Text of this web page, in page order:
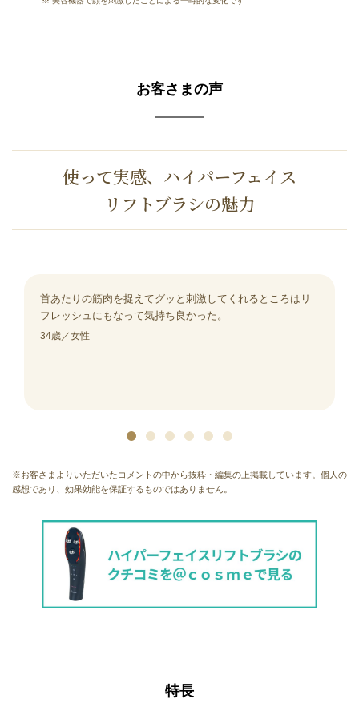
お客さまの声
使って実感、ハイパーフェイス
リフトブラシの魅力
首あたりの筋肉を捉えてグッと刺激してくれるところはリ
フレッシュにもなって気持ち良かった。
34歳／女性
※お客さまよりいただいたコメントの中から抜粋・編集の上掲載しています。個人の
感想であり、効果効能を保証するものではありません。
特⻑